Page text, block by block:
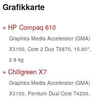
Grafikkarte
HP Compaq 610
Graphics Media Accelerator (GMA)
X3100, Core 2 Duo T5870, 15.60",
2.8 kg
Chiligreen X7
Graphics Media Accelerator (GMA)
X3100, Pentium Dual Core T4200,